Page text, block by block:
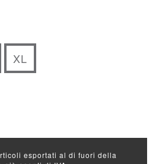
XL
esportati al di fuori della